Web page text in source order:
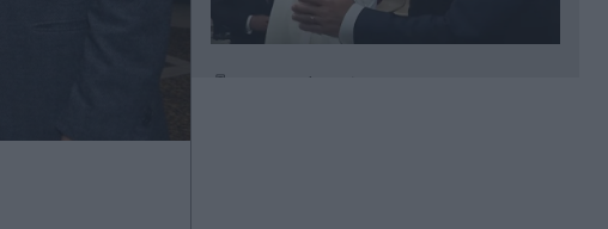
Πριν 17 λεπτά